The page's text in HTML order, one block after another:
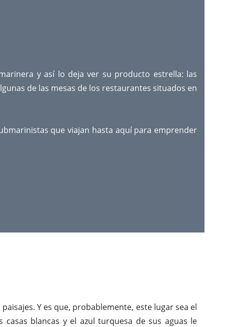
y así lo deja ver su producto estrella: las
de las mesas de los restaurantes situados en
que viajan hasta aquí para emprender
Y es que, probablemente, este lugar sea el
blancas y el azul turquesa de sus aguas le